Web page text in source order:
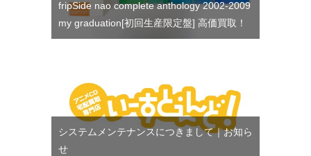
fripSide nao complete anthology 2002-2009
my graduation[初回生産限定盤] 高価買取！
システムメンテナンスにつきまして｜お知ら
せ